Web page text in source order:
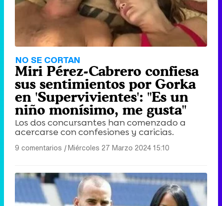
NO SE CORTAN
Miri Pérez-Cabrero confiesa
sus sentimientos por Gorka
en 'Supervivientes': "Es un
niño monísimo, me gusta"
Los dos concursantes han comenzado a
acercarse con confesiones y caricias.
9 comentarios |Miércoles 27 Marzo 2024 15:10